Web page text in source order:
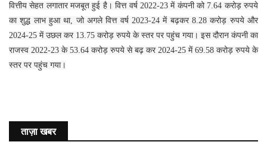
वित्तीय सेहत लगातार मजबूत हुई है। वित्त वर्ष 2022-23 में कंपनी को 7.64 करोड़ रुपये
का शुद्ध लाभ हुआ था, जो अगले वित्त वर्ष 2023-24 में बढ़कर 8.28 करोड़ रुपये और
2024-25 में उछल कर 13.75 करोड़ रुपये के स्तर पर पहुंच गया। इस दौरान कंपनी का
राजस्व 2022-23 के 53.64 करोड़ रुपये से बढ़ कर 2024-25 में 69.58 करोड़ रुपये के
स्तर पर पहुंच गया।
ताज़ा खबर